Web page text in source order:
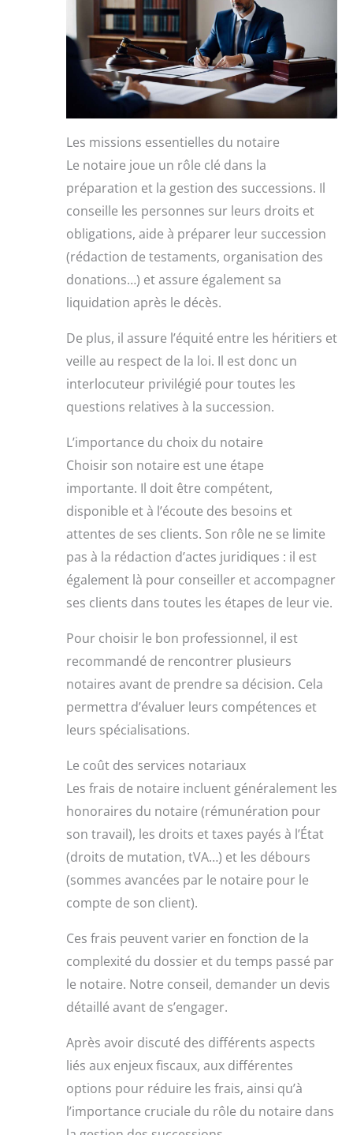
Les missions essentielles du notaire
Le notaire joue un rôle clé dans la
préparation et la gestion des successions. Il
conseille les personnes sur leurs droits et
obligations, aide à préparer leur succession
(rédaction de testaments, organisation des
donations…) et assure également sa
liquidation après le décès.
De plus, il assure l’équité entre les héritiers et
veille au respect de la loi. Il est donc un
interlocuteur privilégié pour toutes les
questions relatives à la succession.
L’importance du choix du notaire
Choisir son notaire est une étape
importante. Il doit être compétent,
disponible et à l’écoute des besoins et
attentes de ses clients. Son rôle ne se limite
pas à la rédaction d’actes juridiques : il est
également là pour conseiller et accompagner
ses clients dans toutes les étapes de leur vie.
Pour choisir le bon professionnel, il est
recommandé de rencontrer plusieurs
notaires avant de prendre sa décision. Cela
permettra d’évaluer leurs compétences et
leurs spécialisations.
Le coût des services notariaux
Les frais de notaire incluent généralement les
honoraires du notaire (rémunération pour
son travail), les droits et taxes payés à l’État
(droits de mutation, tVA…) et les débours
(sommes avancées par le notaire pour le
compte de son client).
Ces frais peuvent varier en fonction de la
complexité du dossier et du temps passé par
le notaire. Notre conseil, demander un devis
détaillé avant de s’engager.
Après avoir discuté des différents aspects
liés aux enjeux fiscaux, aux différentes
options pour réduire les frais, ainsi qu’à
l’importance cruciale du rôle du notaire dans